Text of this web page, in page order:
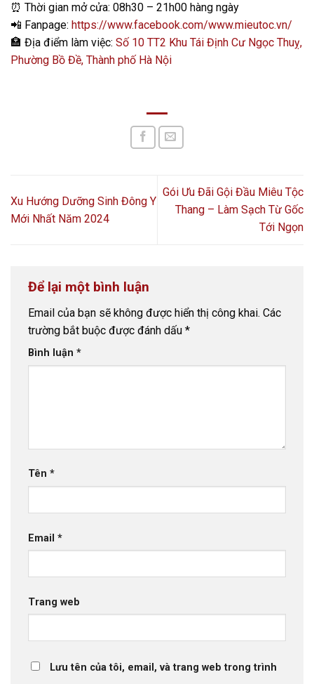
⏰ Thời gian mở cửa: 08h30 – 21h00 hàng ngày
📲 Fanpage: https://www.facebook.com/www.mieutoc.vn/
🏣 Địa điểm làm việc: Số 10 TT2 Khu Tái Định Cư Ngọc Thuỵ,
Phường Bồ Đề, Thành phố Hà Nội
Xu Hướng Dưỡng Sinh Đông Y
Mới Nhất Năm 2024
Gói Ưu Đãi Gội Đầu Miêu Tộc
Thang – Làm Sạch Từ Gốc
Tới Ngọn
Để lại một bình luận
Email của bạn sẽ không được hiển thị công khai. Các
trường bắt buộc được đánh dấu *
Bình luận *
Tên *
Email *
Trang web
Lưu tên của tôi, email, và trang web trong trình